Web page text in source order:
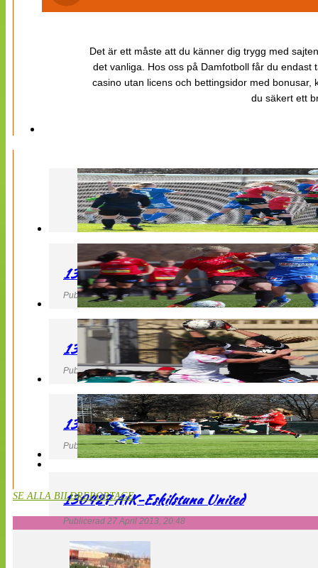
Det är ett måste att du känner dig trygg med
det vanliga. Hos oss på Damfotboll får du
casino utan licens och bettingsidor med
du säkert ett
130427 LB 07 – QBIK
Publicerad 27 April 2013, 22:40
130427 IF Limhamn Bunkeflo – QBIK
Publicerad 27 April 2013, 21:10
130427 LdB FC Malmö – Mallbackens IF
Publicerad 27 April 2013, 20:54
130427 AIK-Eskilstuna United
Publicerad 27 April 2013, 20:48
SE ALLA BILDREPORTAGE